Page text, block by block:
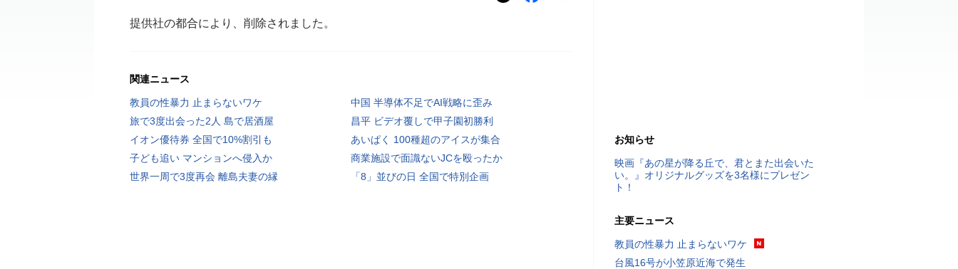
提供社の都合により、削除されました。
関連ニュース
教員の性暴力 止まらないワケ
中国 半導体不足でAI戦略に歪み
旅で3度出会った2人 島で居酒屋
昌平 ビデオ覆しで甲子園初勝利
イオン優待券 全国で10%割引も
あいぱく 100種超のアイスが集合
子ども追い マンションへ侵入か
商業施設で面識ないJCを殴ったか
世界一周で3度再会 離島夫妻の縁
「8」並びの日 全国で特別企画
お知らせ
映画『あの星が降る丘で、君とまた出会いた
い。』オリジナルグッズを3名様にプレゼン
ト！
主要ニュース
教員の性暴力 止まらないワケ
台風16号が小笠原近海で発生